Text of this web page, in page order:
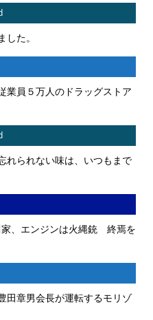
た。
員５万人のドラッグストア
られない味は、いつもまで
、エンジンは火縄銃 終焉を
田章男会長が運転するモリゾ